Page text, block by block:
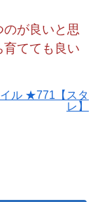
が良いと思
育てても良い
イル ★771【スタ
レ】